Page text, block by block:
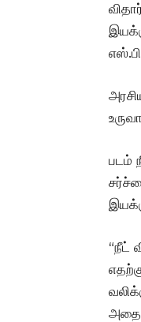
படம்
“நீட்
அதை